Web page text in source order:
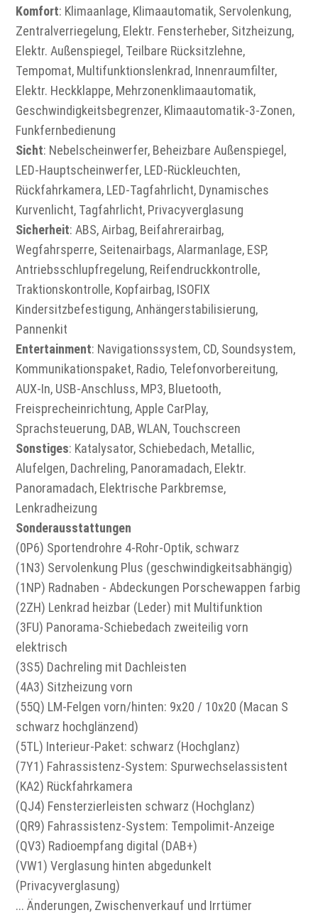
Komfort: Klimaanlage, Klimaautomatik, Servolenkung,
Zentralverriegelung, Elektr. Fensterheber, Sitzheizung,
Elektr. Außenspiegel, Teilbare Rücksitzlehne,
Tempomat, Multifunktionslenkrad, Innenraumfilter,
Elektr. Heckklappe, Mehrzonenklimaautomatik,
Geschwindigkeitsbegrenzer, Klimaautomatik-3-Zonen,
Funkfernbedienung
Sicht: Nebelscheinwerfer, Beheizbare Außenspiegel,
LED-Hauptscheinwerfer, LED-Rückleuchten,
Rückfahrkamera, LED-Tagfahrlicht, Dynamisches
Kurvenlicht, Tagfahrlicht, Privacyverglasung
Sicherheit: ABS, Airbag, Beifahrerairbag,
Wegfahrsperre, Seitenairbags, Alarmanlage, ESP,
Antriebsschlupfregelung, Reifendruckkontrolle,
Traktionskontrolle, Kopfairbag, ISOFIX
Kindersitzbefestigung, Anhängerstabilisierung,
Pannenkit
Entertainment: Navigationssystem, CD, Soundsystem,
Kommunikationspaket, Radio, Telefonvorbereitung,
AUX-In, USB-Anschluss, MP3, Bluetooth,
Freisprecheinrichtung, Apple CarPlay,
Sprachsteuerung, DAB, WLAN, Touchscreen
Sonstiges: Katalysator, Schiebedach, Metallic,
Alufelgen, Dachreling, Panoramadach, Elektr.
Panoramadach, Elektrische Parkbremse,
Lenkradheizung
Sonderausstattungen
(0P6) Sportendrohre 4-Rohr-Optik, schwarz
(1N3) Servolenkung Plus (geschwindigkeitsabhängig)
(1NP) Radnaben - Abdeckungen Porschewappen farbig
(2ZH) Lenkrad heizbar (Leder) mit Multifunktion
(3FU) Panorama-Schiebedach zweiteilig vorn
elektrisch
(3S5) Dachreling mit Dachleisten
(4A3) Sitzheizung vorn
(55Q) LM-Felgen vorn/hinten: 9x20 / 10x20 (Macan S
schwarz hochglänzend)
(5TL) Interieur-Paket: schwarz (Hochglanz)
(7Y1) Fahrassistenz-System: Spurwechselassistent
(KA2) Rückfahrkamera
(QJ4) Fensterzierleisten schwarz (Hochglanz)
(QR9) Fahrassistenz-System: Tempolimit-Anzeige
(QV3) Radioempfang digital (DAB+)
(VW1) Verglasung hinten abgedunkelt
(Privacyverglasung)
... Änderungen, Zwischenverkauf und Irrtümer